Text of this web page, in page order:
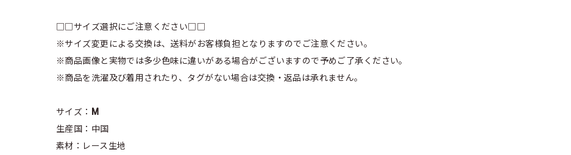
□□サイズ選択にご注意ください□□
※サイズ変更による交換は、送料がお客様負担となりますのでご注意ください。
※商品画像と実物では多少色味に違いがある場合がございますので予めご了承ください。
※商品を洗濯及び着用されたり、タグがない場合は交換・返品は承れません。
サイズ：
M
生産国：中国
素材：レース生地